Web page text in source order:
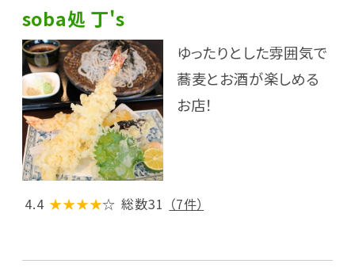
soba処 丁's
ゆったりとした雰囲気で
蕎麦とお酒が楽しめる
お店！
4.4 ★★★★☆ 総数31 （7件）